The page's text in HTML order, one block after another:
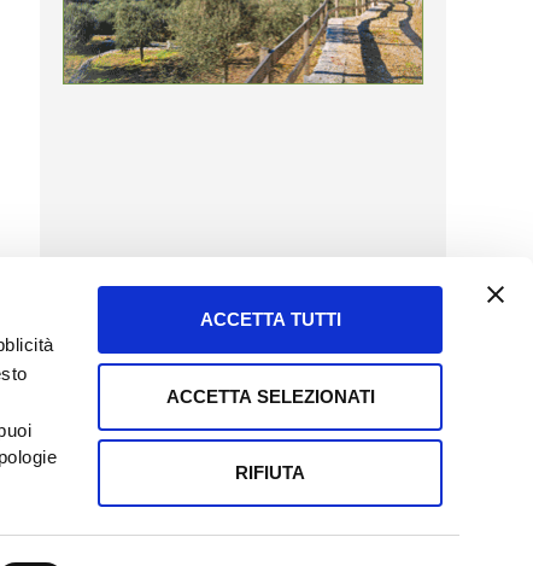
ACCETTA TUTTI
ACCETTA SELEZIONATI
RIFIUTA
Tel + 39.045.8009480
clienti@informatoreagrario.it